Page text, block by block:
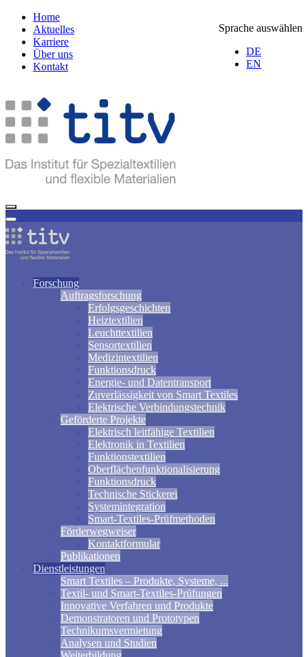
Sprache auswählen
DE
EN
Home
Aktuelles
Karriere
Über uns
Kontakt
Forschung
Auftragsforschung
Erfolgsgeschichten
Heiztextilien
Leuchttextilien
Sensortextilien
Medizintextilien
Funktionsdruck
Energie- und Datentransport
Zuverlässigkeit von Smart Textiles
Elektrische Verbindungstechnik
Geförderte Projekte
Elektrisch leitfähige Textilien
Elektronik in Textilien
Funktionstextilien
Oberflächenfunktionalisierung
Funktionsdruck
Technische Stickerei
Systemintegration
Smart-Textiles-Prüfmethoden
Förderwegweiser
Kontaktformular
Publikationen
Dienstleistungen
Smart Textiles – Produkte, Systeme, ...
Textil- und Smart-Textiles-Prüfungen
Innovative Verfahren und Produkte
Demonstratoren und Prototypen
Technikumsvermietung
Analysen und Studien